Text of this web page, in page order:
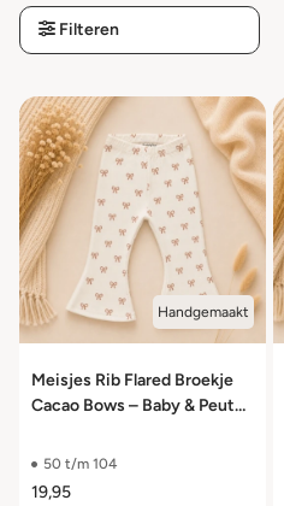
Filteren
Handgemaakt
Meisjes Rib Flared Broekje
Cacao Bows – Baby & Peuter
50 t/m 104
19,95